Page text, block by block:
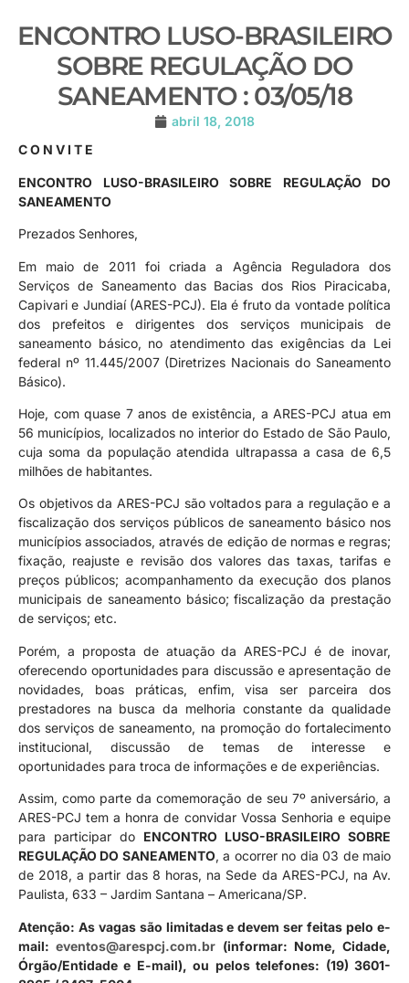
ENCONTRO LUSO-BRASILEIRO
SOBRE REGULAÇÃO DO
SANEAMENTO : 03/05/18
abril 18, 2018
C O N V I T E
ENCONTRO LUSO-BRASILEIRO SOBRE REGULAÇÃO DO
SANEAMENTO
Prezados Senhores,
Em maio de 2011 foi criada a Agência Reguladora dos
Serviços de Saneamento das Bacias dos Rios Piracicaba,
Capivari e Jundiaí (ARES-PCJ). Ela é fruto da vontade política
dos prefeitos e dirigentes dos serviços municipais de
saneamento básico, no atendimento das exigências da Lei
federal nº 11.445/2007 (Diretrizes Nacionais do Saneamento
Básico).
Hoje, com quase 7 anos de existência, a ARES-PCJ atua em
56 municípios, localizados no interior do Estado de São Paulo,
cuja soma da população atendida ultrapassa a casa de 6,5
milhões de habitantes.
Os objetivos da ARES-PCJ são voltados para a regulação e a
fiscalização dos serviços públicos de saneamento básico nos
municípios associados, através de edição de normas e regras;
fixação, reajuste e revisão dos valores das taxas, tarifas e
preços públicos; acompanhamento da execução dos planos
municipais de saneamento básico; fiscalização da prestação
de serviços; etc.
Porém, a proposta de atuação da ARES-PCJ é de inovar,
oferecendo oportunidades para discussão e apresentação de
novidades, boas práticas, enfim, visa ser parceira dos
prestadores na busca da melhoria constante da qualidade
dos serviços de saneamento, na promoção do fortalecimento
institucional, discussão de temas de interesse e
oportunidades para troca de informações e de experiências.
Assim, como parte da comemoração de seu 7º aniversário, a
ARES-PCJ tem a honra de convidar Vossa Senhoria e equipe
para participar do ENCONTRO LUSO-BRASILEIRO SOBRE
REGULAÇÃO DO SANEAMENTO, a ocorrer no dia 03 de maio
de 2018, a partir das 8 horas, na Sede da ARES-PCJ, na Av.
Paulista, 633 – Jardim Santana – Americana/SP.
Atenção: As vagas são limitadas e devem ser feitas pelo e-
mail:eventos@arespcj.com.br (informar: Nome, Cidade,
Órgão/Entidade e E-mail), ou pelos telefones: (19) 3601-